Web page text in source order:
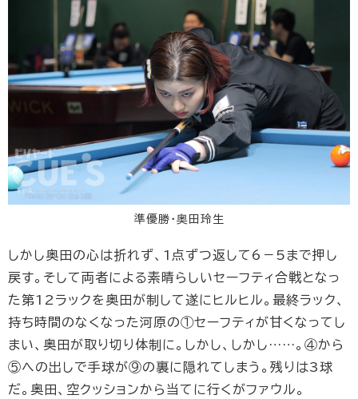
準優勝・奥田玲生
しかし奥田の心は折れず、1点ずつ返して6－5まで押し
戻す。そして両者による素晴らしいセーフティ合戦となっ
た第12ラックを奥田が制して遂にヒルヒル。最終ラック、
持ち時間のなくなった河原の①セーフティが甘くなってし
まい、奥田が取り切り体制に。しかし、しかし……。④から
⑤への出しで手球が⑨の裏に隠れてしまう。残りは3球
だ。奥田、空クッションから当てに行くがファウル。